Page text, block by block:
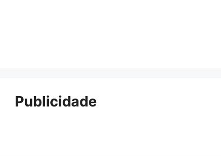
Publicidade